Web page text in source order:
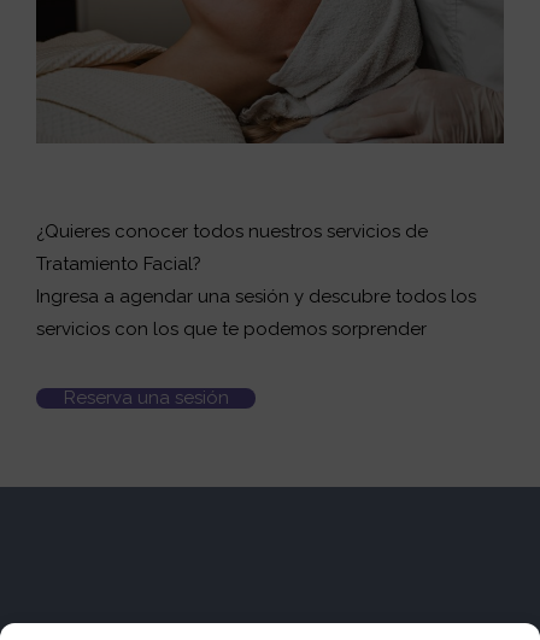
¿Quieres conocer todos nuestros servicios de
Tratamiento Facial?
Ingresa a agendar una sesión y descubre todos los
servicios con los que te podemos sorprender
Reserva una sesión